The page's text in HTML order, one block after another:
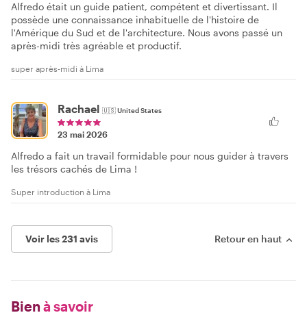
Alfredo était un guide patient, compétent et divertissant. Il
possède une connaissance inhabituelle de l'histoire de
l'Amérique du Sud et de l'architecture. Nous avons passé un
après-midi très agréable et productif.
super après-midi à Lima
Rachael 🇺🇸United States
23 mai 2026
Alfredo a fait un travail formidable pour nous guider à travers
les trésors cachés de Lima !
Super introduction à Lima
Voir les 231 avis Retour en haut
Bien à savoir